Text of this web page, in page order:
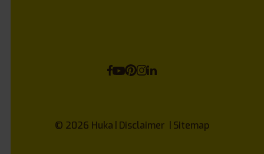
© 2026 Huka Disclaimer Sitemap